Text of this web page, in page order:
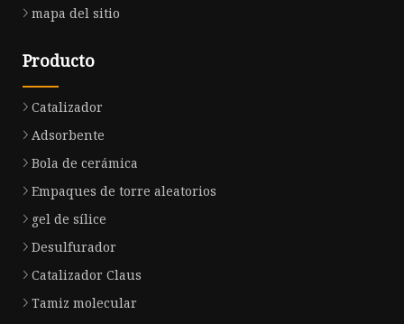
mapa del sitio
Producto
Catalizador
Adsorbente
Bola de cerámica
Empaques de torre aleatorios
gel de sílice
Desulfurador
Catalizador Claus
Tamiz molecular